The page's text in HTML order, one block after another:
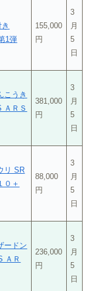
1弾
155,000
円
3
月
5
日
こうき
ＡＲＳ
381,000
円
3
月
5
日
リ SR
０＋
88,000
円
3
月
5
日
ードン
ＡＲ
236,000
円
3
月
5
日